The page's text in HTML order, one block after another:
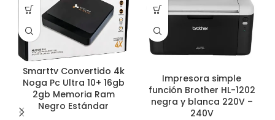
Smarttv Convertido 4k
Noga Pc Ultra 10+ 16gb
2gb Memoria Ram
Negro Estándar
Impresora simple
función Brother HL-1202
negra y blanca 220V –
240V